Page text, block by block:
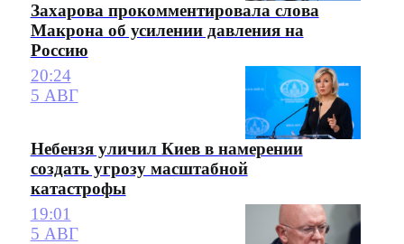
Захарова прокомментировала слова
Макрона об усилении давления на
Россию
20:24
5 АВГ
Небензя уличил Киев в намерении
создать угрозу масштабной
катастрофы
19:01
5 АВГ